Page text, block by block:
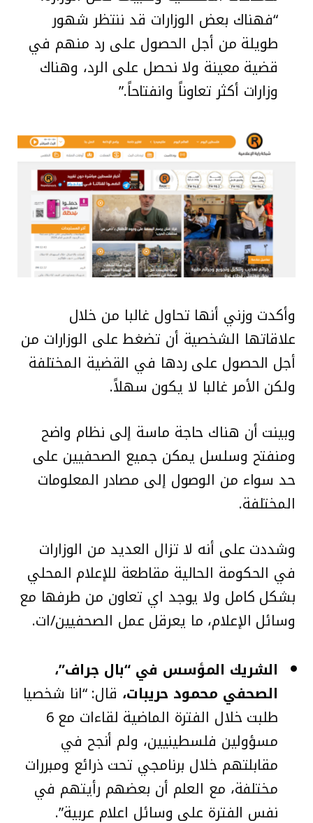
“فهناك بعض الوزارات قد ننتظر شهور
طويلة من أجل الحصول على رد منهم في
قضية معينة ولا نحصل على الرد، وهناك
وزارات أكثر تعاوناً وانفتاحاً.”
وأكدت وزني أنها تحاول غالبا من خلال
علاقاتها الشخصية أن تضغط على الوزارات من
أجل الحصول على ردها في القضية المختلفة
ولكن الأمر غالبا لا يكون سهلاً.
وبينت أن هناك حاجة ماسة إلى نظام واضح
ومنفتح وسلسل يمكن جميع الصحفيين على
حد سواء من الوصول إلى مصادر المعلومات
المختلفة.
وشددت على أنه لا تزال العديد من الوزارات
في الحكومة الحالية مقاطعة للإعلام المحلي
بشكل كامل ولا يوجد اي تعاون من طرفها مع
وسائل الإعلام، ما يعرقل عمل الصحفيين/ات.
الشريك المؤسس في “بال جراف”،
الصحفي محمود حريبات، قال: “انا شخصيا
طلبت خلال الفترة الماضية لقاءات مع 6
مسؤولين فلسطينيين، ولم أنجح في
مقابلتهم خلال برنامجي تحت ذرائع ومبررات
مختلفة، مع العلم أن بعضهم رأيتهم في
نفس الفترة على وسائل اعلام عربية”.